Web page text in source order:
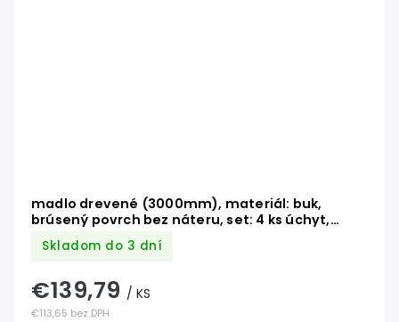
madlo drevené (3000mm), materiál: buk,
brúsený povrch bez náteru, set: 4 ks úchyt,
madlo s ukončením
Skladom do 3 dní
€113,65 bez DPH
€139,79 / KS